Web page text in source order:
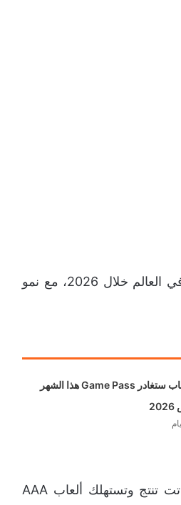
يتوقع بعض المحللين أن تتجاوز الصين الولايات المتحدة لتصبح أكبر سوق للألعاب في العالم خلال 2026، مع نمو
هذه الألعاب ستغادر Game Pass هذا الشهر
الذي كشف أن الصين باتت تنتج وتستهلك ألعاب AAA